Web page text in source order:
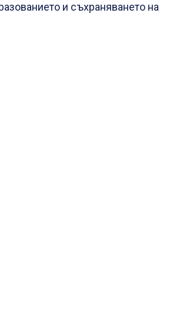
и съхраняването на